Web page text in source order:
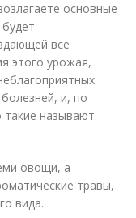
основные
все
этого урожая,
и, по
называют
овощи, а
травы,
вида.